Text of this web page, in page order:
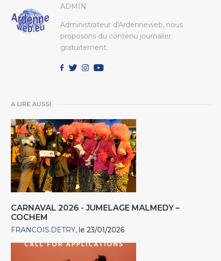
ADMIN
Administrateur d'Ardenneweb, nous
proposons du contenu journalier
gratuitement.
A LIRE AUSSI
CARNAVAL 2026 - JUMELAGE MALMEDY –
COCHEM
FRANCOIS.DETRY le 23/01/2026